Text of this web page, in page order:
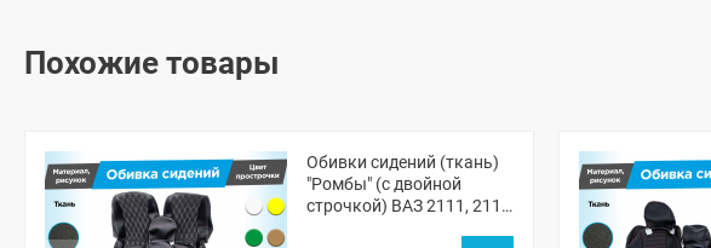
Похожие товары
Обивки сидений (ткань)
"Ромбы" (с двойной
строчкой) ВАЗ 2111, 2112